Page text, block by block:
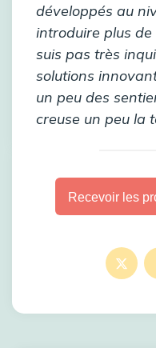
développés au
introduire plus de
suis pas très
solutions
un peu des
creuse un peu la
Recevoir les